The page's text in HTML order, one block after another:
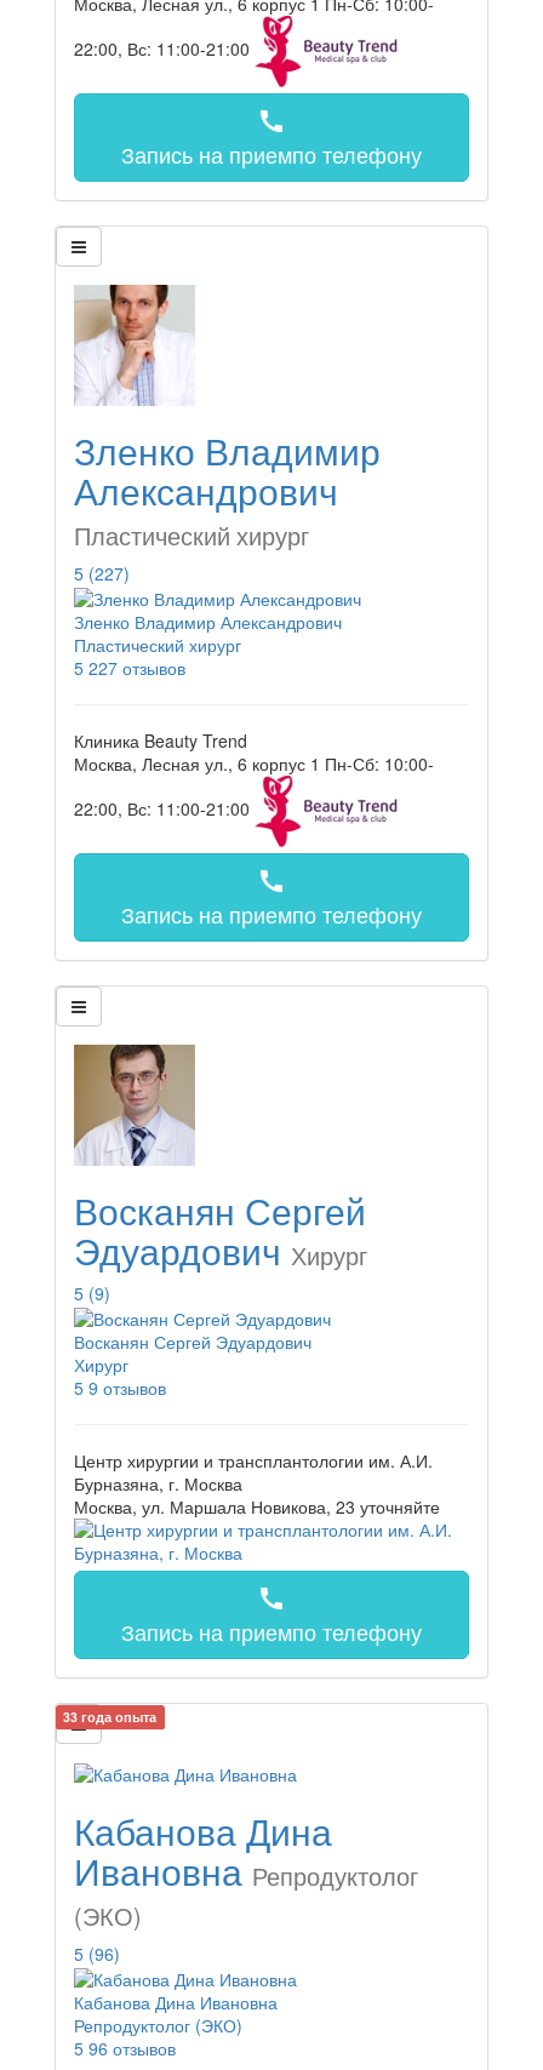
22:00, Вс: 11:00-21:00
call
Запись на приемпо телефону
Зленко Владимир
Александрович
Пластический хирург
5 (227)
Зленко Владимир Александрович
Пластический хирург
5 227 отзывов
Клиника Beauty Trend
Москва, Лесная ул., 6 корпус 1 Пн-Сб: 10:00-
22:00, Вс: 11:00-21:00
call
Запись на приемпо телефону
Восканян Сергей
Эдуардович Хирург
5 (9)
Восканян Сергей Эдуардович
Хирург
5 9 отзывов
Центр хирургии и трансплантологии им. А.И.
Бурназяна, г. Москва
Москва, ул. Маршала Новикова, 23 уточняйте
call
Запись на приемпо телефону
33 года опыта
Кабанова Дина
Ивановна Репродуктолог
(ЭКО)
5 (96)
Кабанова Дина Ивановна
Репродуктолог (ЭКО)
5 96 отзывов